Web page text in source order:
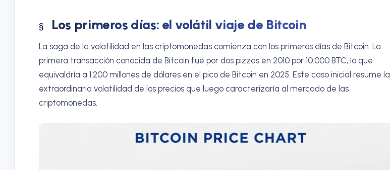
Los primeros días: el volátil viaje de Bitcoin
La saga de la volatilidad en las criptomonedas comienza con los primeros días de Bitcoin. La
primera transacción conocida de Bitcoin fue por dos pizzas en 2010 por 10.000 BTC, lo que
equivaldría a 1.200 millones de dólares en el pico de Bitcoin en 2025. Este caso inicial resume la
extraordinaria volatilidad de los precios que luego caracterizaría al mercado de las
criptomonedas.